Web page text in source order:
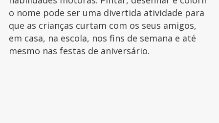
o nome pode ser uma divertida atividade para
que as crianças curtam com os seus amigos,
em casa, na escola, nos fins de semana e até
mesmo nas festas de aniversário.